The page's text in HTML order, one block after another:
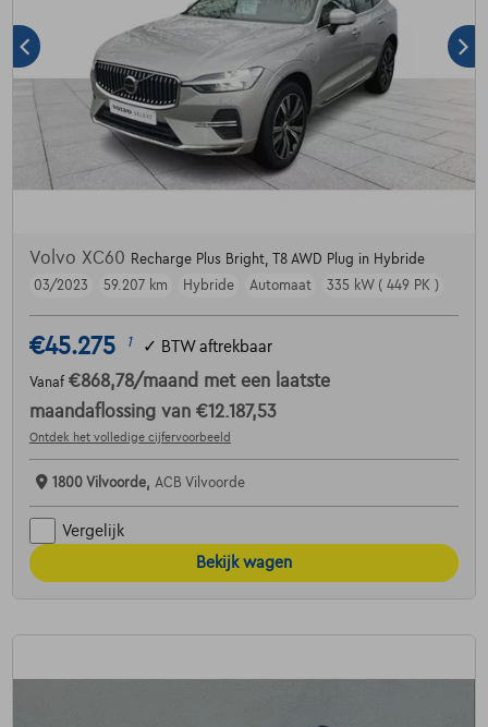
Volvo XC60 Recharge Plus Bright, T8 AWD Plug in Hybride
03/2023
59.207 km Hybride Automaat 335 kW ( 449 PK )
€45.275 1 ✓ BTW aftrekbaar
Vanaf €868,78/maand met een laatste
maandaflossing van €12.187,53
Ontdek het volledige cijfervoorbeeld
1800 Vilvoorde, ACB Vilvoorde
Vergelijk
Bekijk wagen